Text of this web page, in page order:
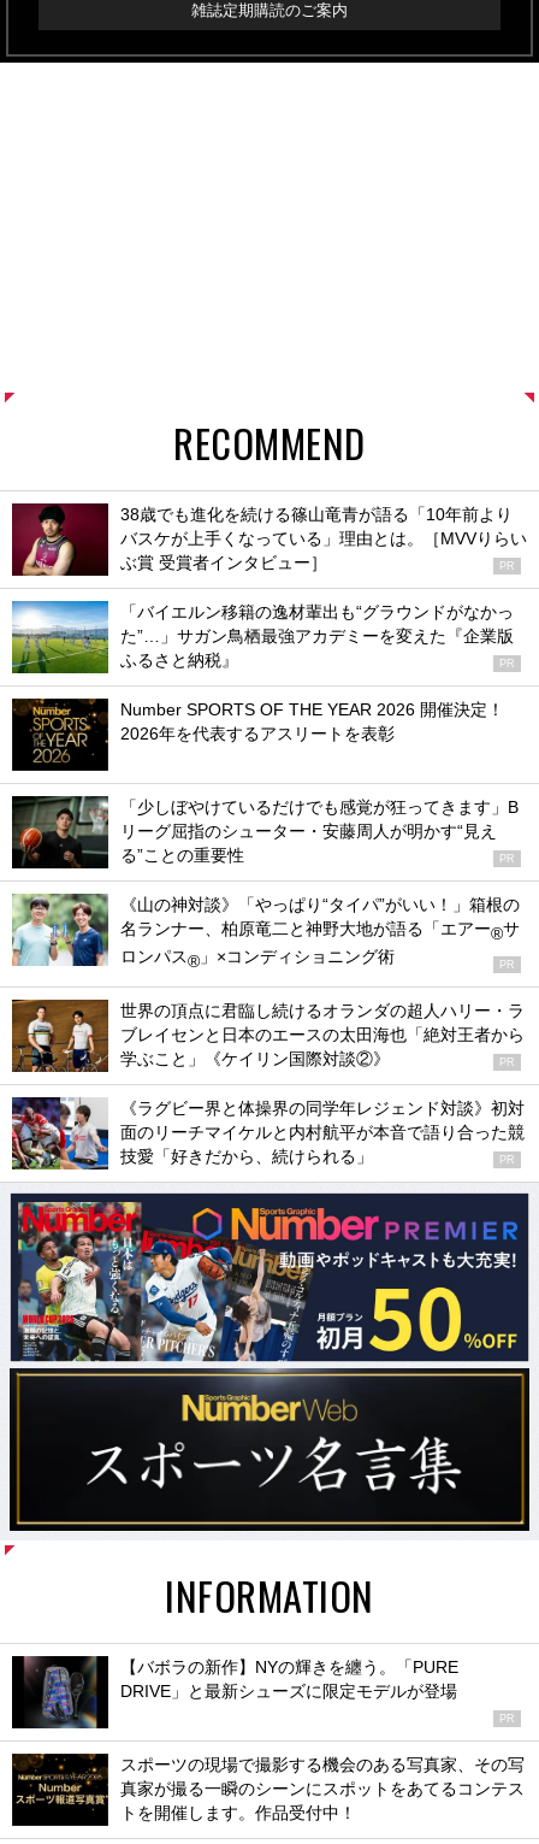
雑誌定期購読のご案内
RECOMMEND
38歳でも進化を続ける篠山竜青が語る「10年前より
バスケが上手くなっている」理由とは。［MVVりらい
ぶ賞 受賞者インタビュー］
PR
「バイエルン移籍の逸材輩出も“グラウンドがなかっ
た”…」サガン鳥栖最強アカデミーを変えた『企業版
ふるさと納税』
PR
Number SPORTS OF THE YEAR 2026 開催決定！
2026年を代表するアスリートを表彰
「少しぼやけているだけでも感覚が狂ってきます」B
リーグ屈指のシューター・安藤周人が明かす“見え
る”ことの重要性
PR
《山の神対談》「やっぱり“タイパ”がいい！」箱根の
名ランナー、柏原竜二と神野大地が語る「エアー®サ
ロンパス® 」×コンディショニング術 PR
世界の頂点に君臨し続けるオランダの超人ハリー・ラ
ブレイセンと日本のエースの太田海也「絶対王者から
学ぶこと」《ケイリン国際対談②》
PR
《ラグビー界と体操界の同学年レジェンド対談》初対
面のリーチマイケルと内村航平が本音で語り合った競
技愛「好きだから、続けられる」
PR
INFORMATION
【バボラの新作】NYの輝きを纏う。「PURE
DRIVE」と最新シューズに限定モデルが登場
PR
スポーツの現場で撮影する機会のある写真家、その写
真家が撮る一瞬のシーンにスポットをあてるコンテス
トを開催します。作品受付中！